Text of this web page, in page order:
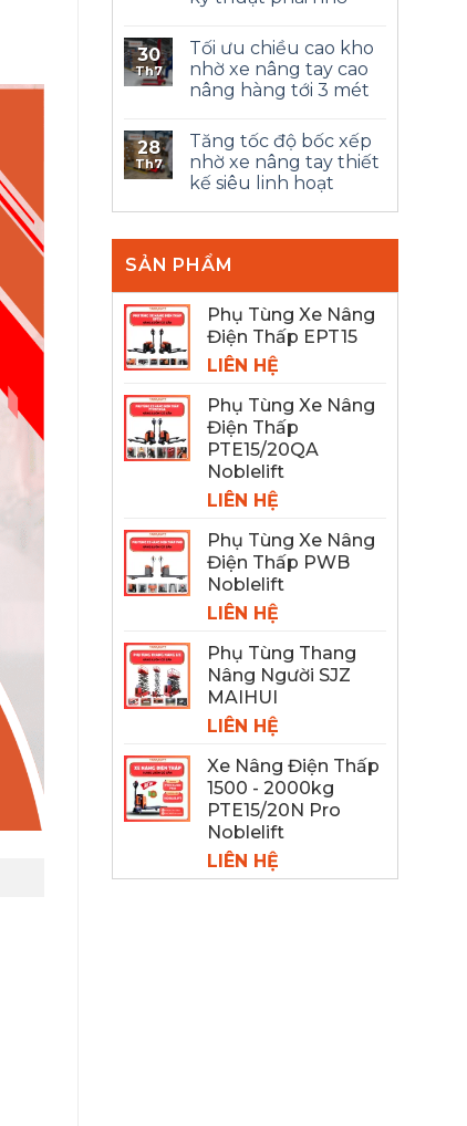
30
Th7
Tối ưu chiều cao kho
nhờ xe nâng tay cao
nâng hàng tới 3 mét
28
Th7
Tăng tốc độ bốc xếp
nhờ xe nâng tay thiết
kế siêu linh hoạt
SẢN PHẨM
Phụ Tùng Xe Nâng
Điện Thấp EPT15
LIÊN HỆ
Phụ Tùng Xe Nâng
Điện Thấp
PTE15/20QA
Noblelift
LIÊN HỆ
Phụ Tùng Xe Nâng
Điện Thấp PWB
Noblelift
LIÊN HỆ
Phụ Tùng Thang
Nâng Người SJZ
MAIHUI
LIÊN HỆ
Xe Nâng Điện Thấp
1500 - 2000kg
PTE15/20N Pro
Noblelift
LIÊN HỆ